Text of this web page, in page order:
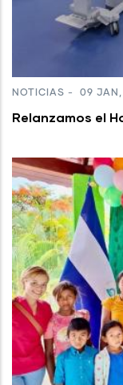
NOTICIAS - 09
Relanzamos el